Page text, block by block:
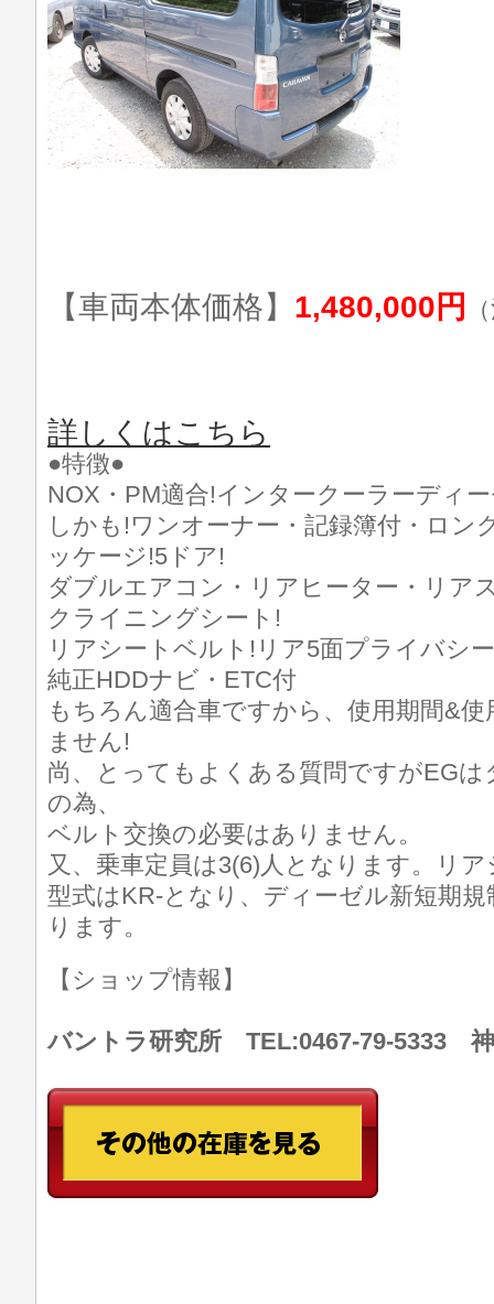
【車両本体価格】 1,480,000円
詳しくはこちら
●特徴●
NOX・PM適合!インタークーラーディ
しかも!ワンオーナー・記録簿付・ロン
ッケージ!5ドア!
ダブルエアコン・リアヒーター・リア
クライニングシート!
リアシートベルト!リア5面プライバシ
純正HDDナビ・ETC付
もちろん適合車ですから、使用期間&
ません!
尚、とってもよくある質問ですがEG
の為、
ベルト交換の必要はありません。
又、乗車定員は3(6)人となります。リ
型式はKR-となり、ディーゼル新短期
ります。
【ショップ情報】
バントラ研究所 TEL:0467-79-5333 神